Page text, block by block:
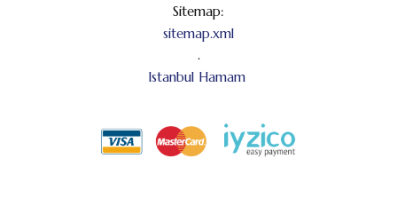
Sitemap:
sitemap.xml
.
Istanbul Hamam